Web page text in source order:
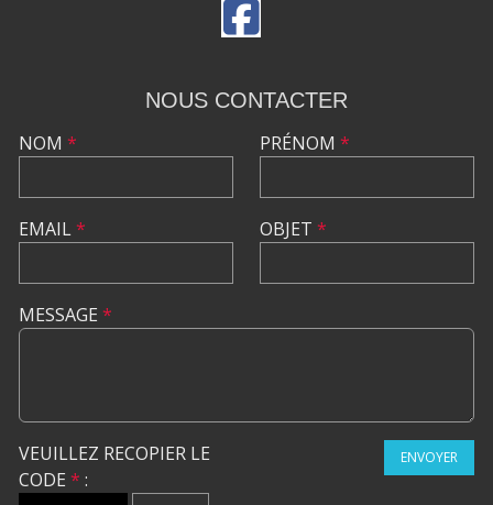
NOUS CONTACTER
NOM *
EMAIL*
PRÉNOM *
OBJET *
MESSAGE *
VEUILLEZ RECOPIER LE
CODE * :
ENVOYER